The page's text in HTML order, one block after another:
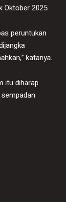
Oktober 2025.
peruntukan
katanya.
itu diharap